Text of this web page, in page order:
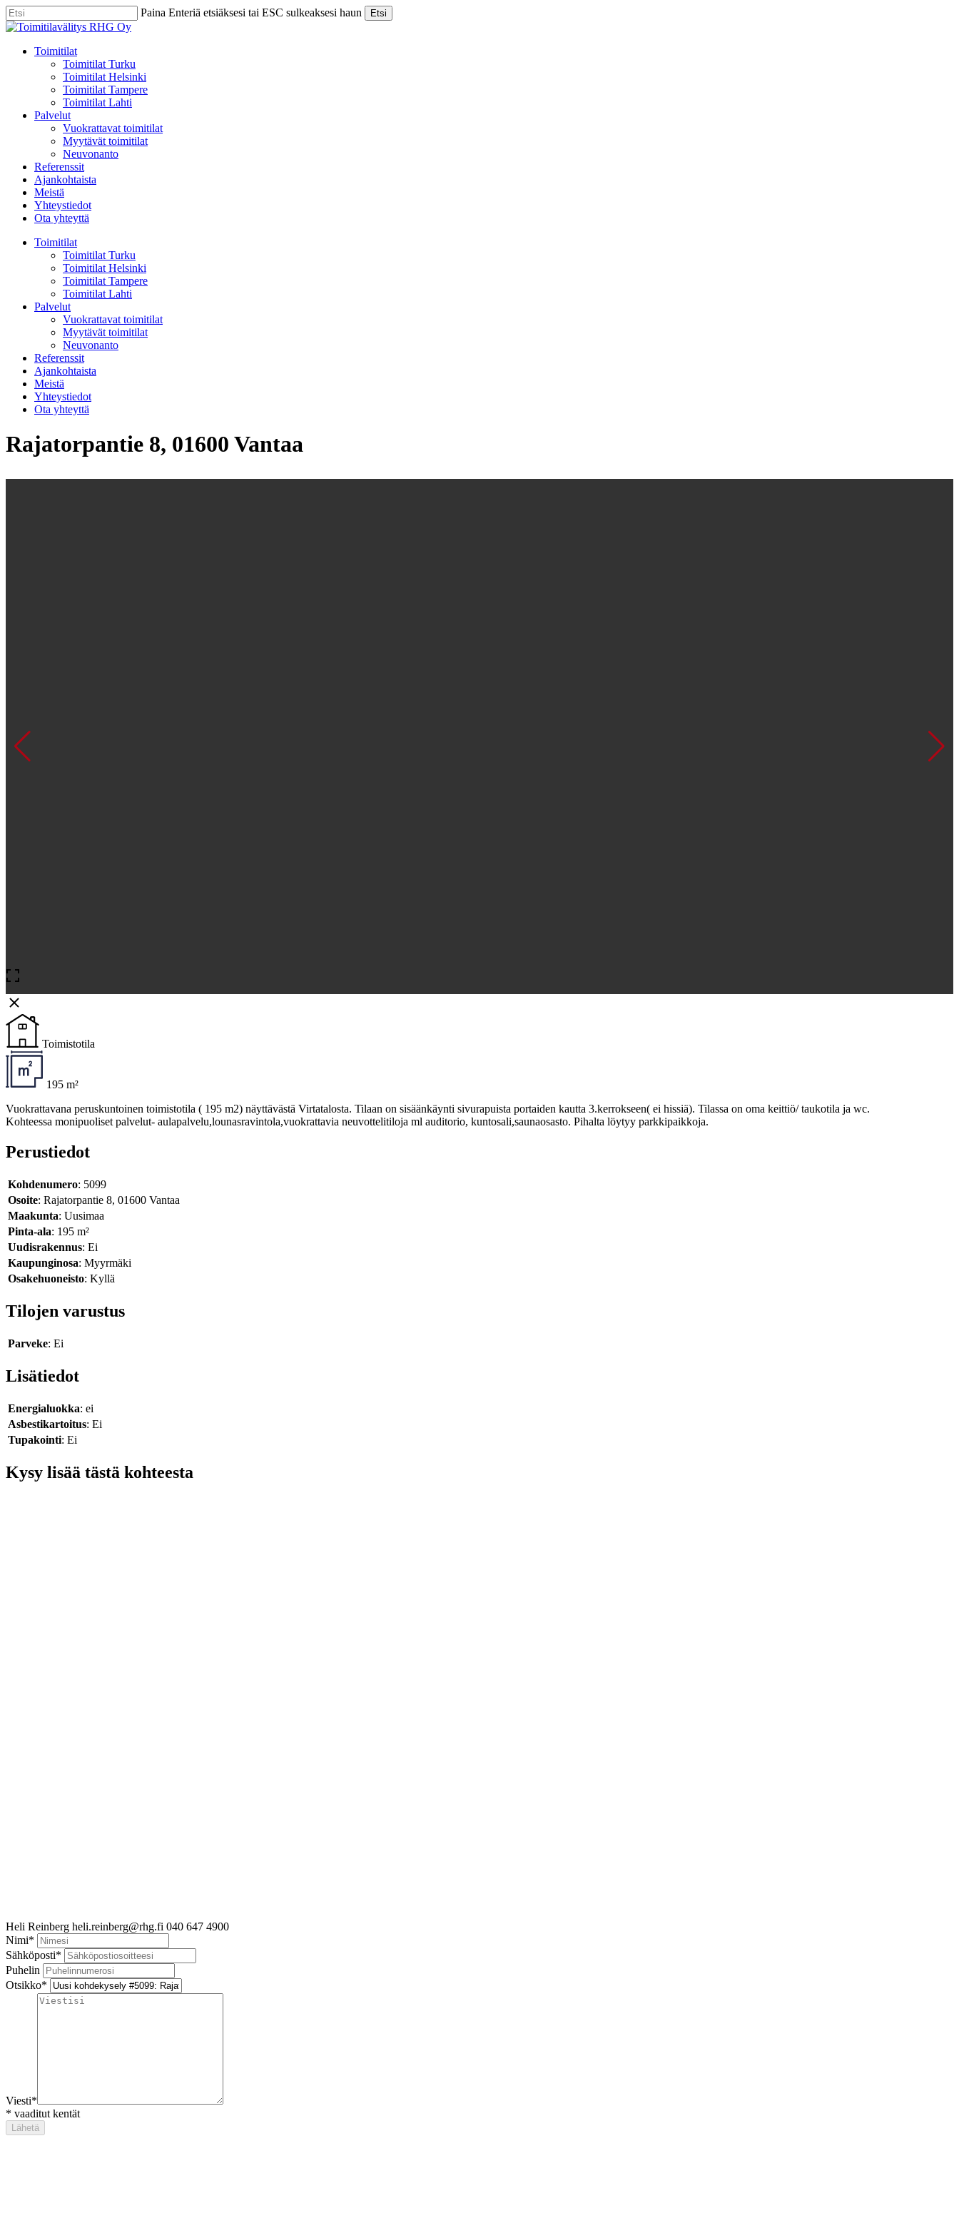
Skip
to
content
Paina Enteriä etsiäksesi tai ESC sulkeaksesi haun Etsi
Close
Menu
Toimitilat
Toimitilat Turku
Toimitilat Helsinki
Toimitilat Tampere
Toimitilat Lahti
Palvelut
Vuokrattavat toimitilat
Myytävät toimitilat
Neuvonanto
Referenssit
Ajankohtaista
Meistä
Yhteystiedot
Ota yhteyttä
Toimitilat
Toimitilat Turku
Toimitilat Helsinki
Toimitilat Tampere
Toimitilat Lahti
Palvelut
Vuokrattavat toimitilat
Myytävät toimitilat
Neuvonanto
Referenssit
Ajankohtaista
Meistä
Yhteystiedot
Ota yhteyttä
Rajatorpantie 8, 01600 Vantaa
Toimistotila
195 m²
Vuokrattavana peruskuntoinen toimistotila ( 195 m2) näyttävästä Virtatalosta. Tilaan on sisäänkäynti sivurapuista portaiden kautta 3.kerrokseen( ei hissiä). Tilassa on oma keittiö/ taukotila ja wc.
Kohteessa monipuoliset palvelut- aulapalvelu,lounasravintola,vuokrattavia neuvottelitiloja ml auditorio, kuntosali,saunaosasto. Pihalta löytyy parkkipaikkoja.
Perustiedot
Kohdenumero: 5099
Osoite: Rajatorpantie 8, 01600 Vantaa
Maakunta: Uusimaa
Pinta-ala: 195 m²
Uudisrakennus: Ei
Kaupunginosa: Myyrmäki
Osakehuoneisto: Kyllä
Tilojen varustus
Parveke: Ei
Lisätiedot
Energialuokka: ei
Asbestikartoitus: Ei
Tupakointi: Ei
Kysy lisää tästä kohteesta
Heli Reinberg heli.reinberg@rhg.fi 040 647 4900
Nimi*
Sähköposti*
Puhelin
Otsikko*
Viesti*
* vaaditut kentät